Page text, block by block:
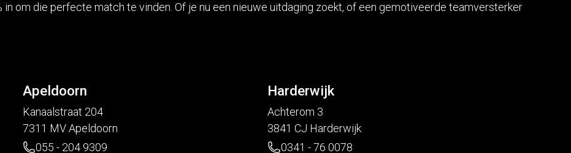
om die perfecte match te vinden. Of je nu een nieuwe uitdaging zoekt, of een gemotiveerde teamversterker
Apeldoorn
Kanaalstraat 204
7311 MV Apeldoorn
055 - 204 9309
Harderwijk
Achterom 3
3841 CJ Harderwijk
0341 - 76 0078